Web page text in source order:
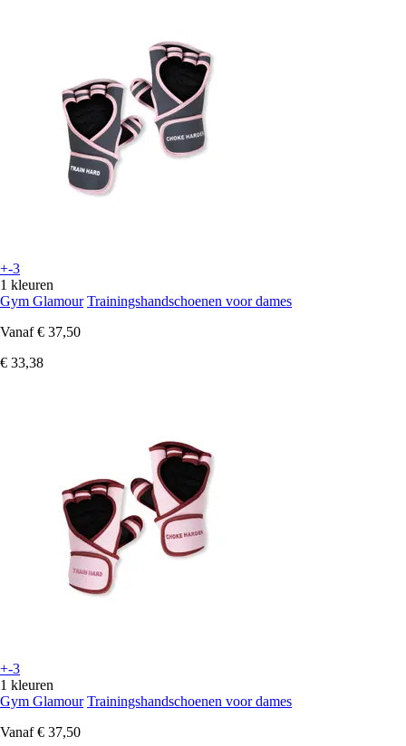
+-3
1 kleuren
Gym Glamour Trainingshandschoenen voor dames
Vanaf € 37,50
€ 33,38
+-3
1 kleuren
Gym Glamour Trainingshandschoenen voor dames
Vanaf € 37,50